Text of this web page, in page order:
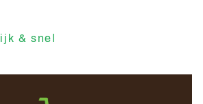
& snel